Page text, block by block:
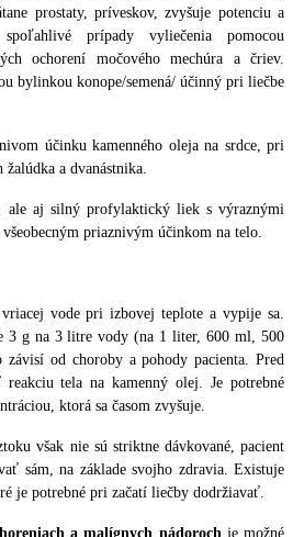
prostaty, príveskov, zvyšuje potenciu a
prípady vyliečenia pomocou
ochorení močového mechúra a čriev.
bylinkou konope/semená/ účinný pri liečbe
účinku kamenného oleja na srdce, pri
a dvanástnika.
aj silný profylaktický liek s výraznými
priaznivým účinkom na telo.
vode pri izbovej teplote a vypije sa.
3 g na 3 litre vody (na 1 liter, 600 ml, 500
od choroby a pohody pacienta. Pred
reakciu tela na kamenný olej. Je potrebné
ktorá sa časom zvyšuje.
však nie sú striktne dávkované, pacient
sám, na základe svojho zdravia. Existuje
je potrebné pri začatí liečby dodržiavať.
a malígnych nádoroch je možné